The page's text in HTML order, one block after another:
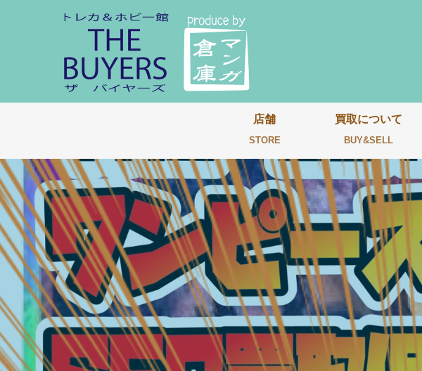
店舗
STORE
買取について
BUY&SELL